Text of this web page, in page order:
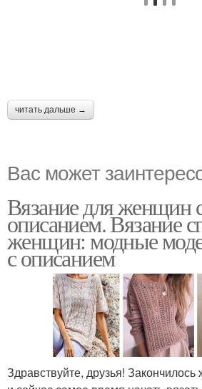
читать дальше →
Вас может
Вязание для женщин
описанием. Вязание
женщин: модные
с описанием
Здравствуйте, друзья! Закончилось